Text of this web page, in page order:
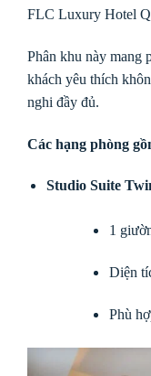
FLC Luxury Hotel
Phân khu này mang
khách yêu thích
nghi đầy đủ.
Các hạng phòng
Studio Suite
1
Diện
Phù